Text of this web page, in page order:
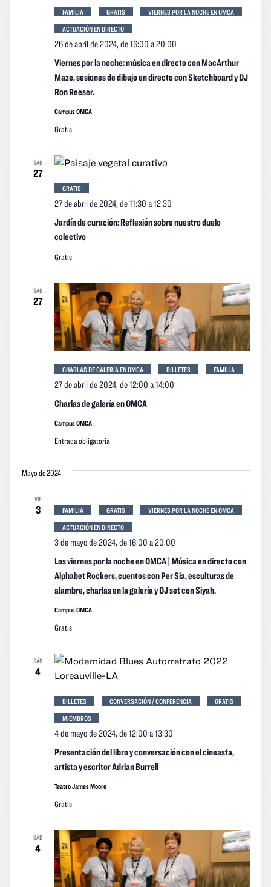
Viernes por la noche: música en directo con MacArthur
Maze, sesiones de dibujo en directo con Sketchboard y DJ
Ron Reeser.
26 de abril de 2024, de 16:00 a20:00
FAMILIA GRATIS
VIERNES POR LA NOCHE EN OMCA
ACTUACIÓN EN DIRECTO
Campus OMCA
Gratis
SÁB
27
Jardín de curación: Reflexión sobre nuestro duelo
colectivo
27 de abril de 2024, de 11:30 a12:30
GRATIS
Gratis
SÁB
27
Charlas de galería en OMCA
27 de abril de 2024, de 12:00 a14:00
CHARLAS DE GALERÍA EN OMCA BILLETES FAMILIA
Campus OMCA
Entrada obligatoria
Mayo de 2024
VIE
3
Los viernes por la noche en OMCA | Música en directo con
Alphabet Rockers, cuentos con Per Sia, esculturas de
alambre, charlas en la galería y DJ set con Siyah.
3 de mayo de 2024, de 16:00 a20:00
FAMILIA GRATIS
VIERNES POR LA NOCHE EN OMCA
ACTUACIÓN EN DIRECTO
Campus OMCA
Gratis
SÁB
4
Presentación del libro y conversación con el cineasta,
artista y escritor Adrian Burrell
4 de mayo de 2024, de 12:00 a13:30
BILLETES CONVERSACIÓN / CONFERENCIA
GRATIS
MIEMBROS
Teatro James Moore
Gratis
SÁB
4